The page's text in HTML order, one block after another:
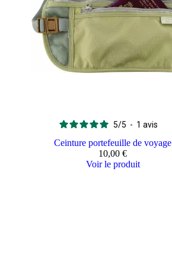
5/5 - 1avis
Ceinture portefeuille de voyage
10,00 €
Voir le produit